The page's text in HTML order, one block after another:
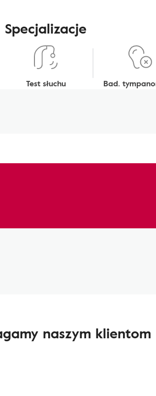
Specjalizacje
Test słuchu Bad.
naszym klientom